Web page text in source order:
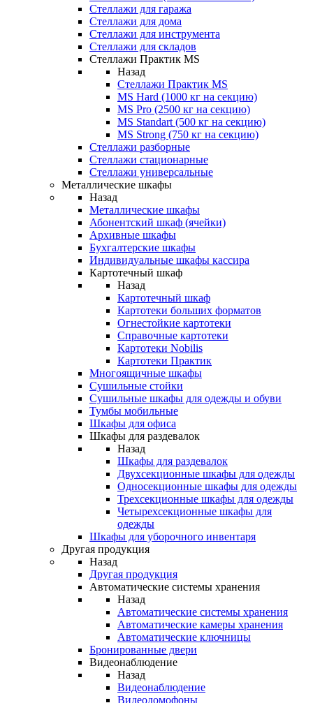
Стеллажи для гаража
Стеллажи для дома
Стеллажи для инструмента
Стеллажи для складов
Стеллажи Практик MS
Назад
Стеллажи Практик MS
MS Hard (1000 кг на секцию)
MS Pro (2500 кг на секцию)
MS Standart (500 кг на секцию)
MS Strong (750 кг на секцию)
Стеллажи разборные
Стеллажи стационарные
Стеллажи универсальные
Металлические шкафы
Назад
Металлические шкафы
Абонентский шкаф (ячейки)
Архивные шкафы
Бухгалтерские шкафы
Индивидуальные шкафы кассира
Картотечный шкаф
Назад
Картотечный шкаф
Картотеки больших форматов
Огнестойкие картотеки
Справочные картотеки
Картотеки Nobilis
Картотеки Практик
Многоящичные шкафы
Сушильные стойки
Сушильные шкафы для одежды и обуви
Тумбы мобильные
Шкафы для офиса
Шкафы для раздевалок
Назад
Шкафы для раздевалок
Двухсекционные шкафы для одежды
Односекционные шкафы для одежды
Трехсекционные шкафы для одежды
Четырехсекционные шкафы для
одежды
Шкафы для уборочного инвентаря
Другая продукция
Назад
Другая продукция
Автоматические системы хранения
Назад
Автоматические системы хранения
Автоматические камеры хранения
Автоматические ключницы
Бронированные двери
Видеонаблюдение
Назад
Видеонаблюдение
Видеодомофоны